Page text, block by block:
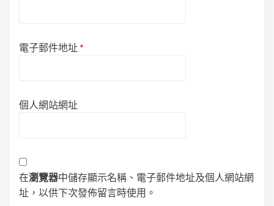
電子郵件地址*
個人網站網址
在瀏覽器中儲存顯示名稱、電子郵件地址及個人網站網
址，以供下次發佈留言時使用。